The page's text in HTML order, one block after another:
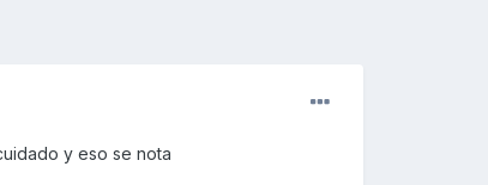
y eso se nota